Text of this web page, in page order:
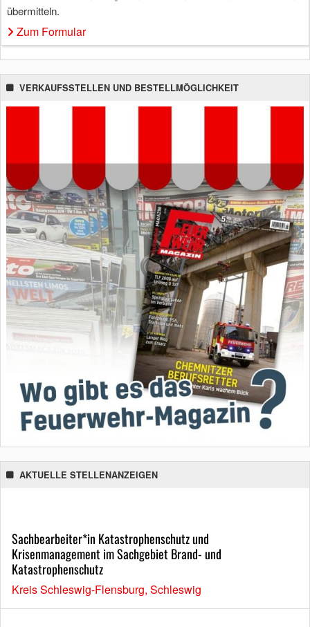
übermitteln.
Zum Formular
VERKAUFSSTELLEN UND BESTELLMÖGLICHKEIT
AKTUELLE STELLENANZEIGEN
Sachbearbeiter*in Katastrophenschutz und
Krisenmanagement im Sachgebiet Brand- und
Katastrophenschutz
Kreis Schleswig-Flensburg, Schleswig